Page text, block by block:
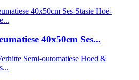
40x50cm Ses...